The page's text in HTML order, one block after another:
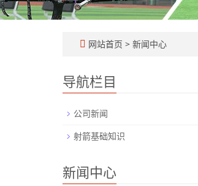
网站首页 > 新闻中心
导航栏目
公司新闻
射箭基础知识
新闻中心